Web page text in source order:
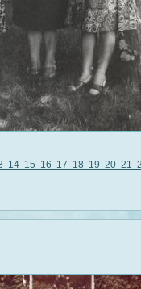
14 15 16 17 18 19 20 21